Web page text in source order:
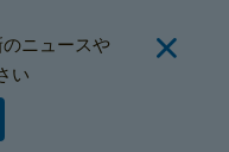
ニュースや
い